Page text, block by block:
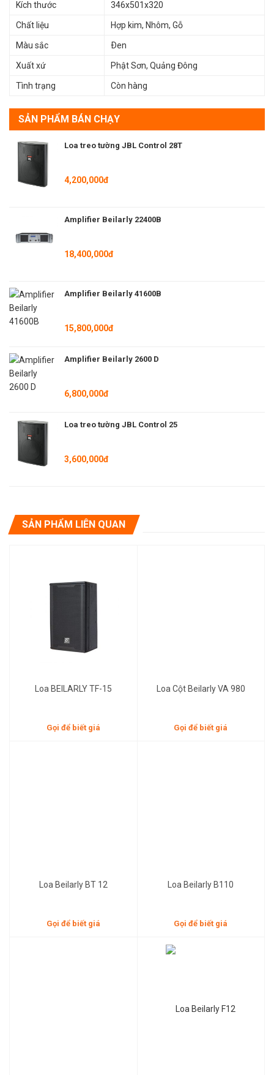
»Tham Khảo Thêm :
Cam Kết Khi Mua Hàng Tại Beilarly
Thông số kỹ thuật chi tiết Loa Karaoke Beilarly WF-10
Bass: 1X10 ″ 2Way
Mid / Treble: Φ34mm
Dải tần đáp ứng: 75Hz-18kHz
Công suất định mức: 260W
Công suất cực đại: 520W
Độ nhạy: 89dB
Áp suất âm tối đa: 117dB
Trọng lượng tịnh: 9,6Kg.
Kích thước 346x501x320
Chất liệu Hợp kim, Nhôm, Gỗ
Màu sắc Ðen
Xuất xứ Phật Sơn, Quảng Đông
Tình trạng Còn hàng
SẢN PHẨM BÁN CHẠY
Loa treo tường JBL Control 28T
4,200,000đ
Amplifier Beilarly 22400B
18,400,000đ
Amplifier Beilarly 41600B
15,800,000đ
Amplifier Beilarly 2600 D
6,800,000đ
Loa treo tường JBL Control 25
3,600,000đ
SẢN PHẨM LIÊN QUAN
Loa BEILARLY TF-15
Gọi để biết giá
Loa Cột Beilarly VA 980
Gọi để biết giá
Loa Beilarly BT 12
Gọi để biết giá
Loa Beilarly B110
Gọi để biết giá